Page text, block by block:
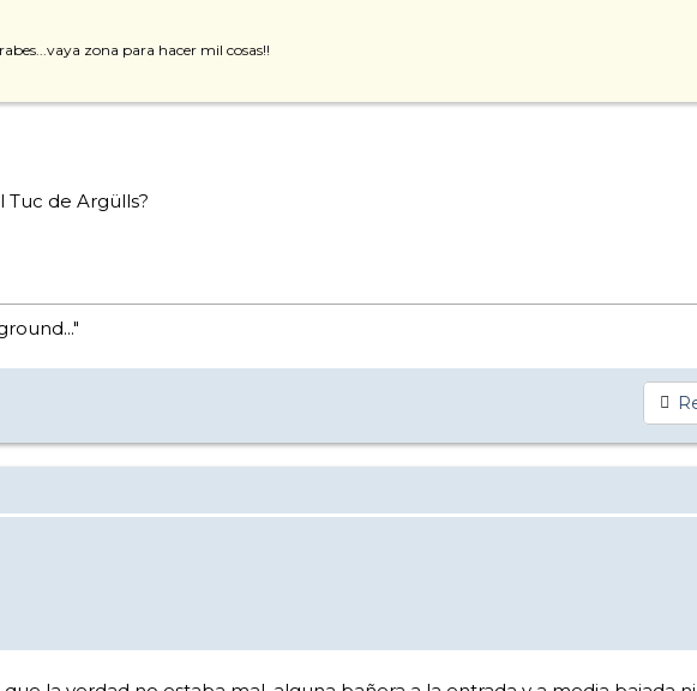
zona para hacer mil cosas!!
Tuc de Argülls?